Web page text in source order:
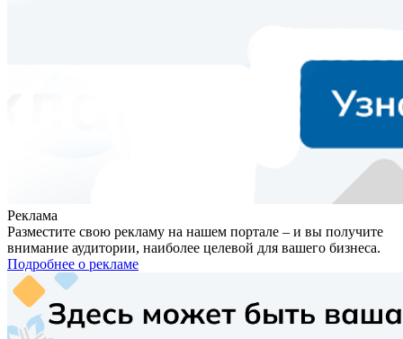
Реклама
Разместите свою рекламу на нашем портале – и вы получите
внимание аудитории, наиболее целевой для вашего бизнеса.
Подробнее о рекламе